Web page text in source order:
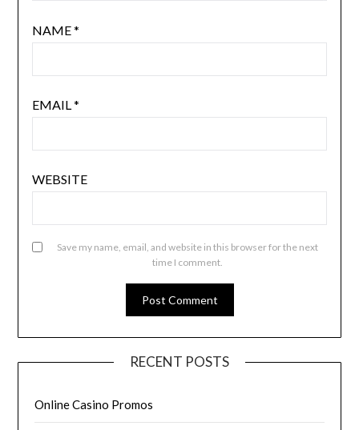
NAME*
EMAIL*
WEBSITE
Save my name, email, and website in this browser for the next
time I comment.
RECENT POSTS
Online Casino Promos